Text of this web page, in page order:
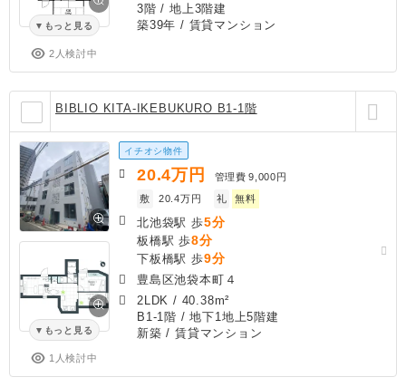
もっと見る
2人検討中
3階 / 地上3階建
築39年 / 賃貸マンション
BIBLIO KITA-IKEBUKURO B1-1階
もっと見る
1人検討中
イチオシ物件
20.4万円 管理費 9,000円
敷
20.4万円 礼 無料
北池袋駅 歩5分
板橋駅 歩8分
下板橋駅 歩9分
豊島区池袋本町４
2LDK / 40.38m²
B1-1階 / 地下1地上5階建
新築 / 賃貸マンション